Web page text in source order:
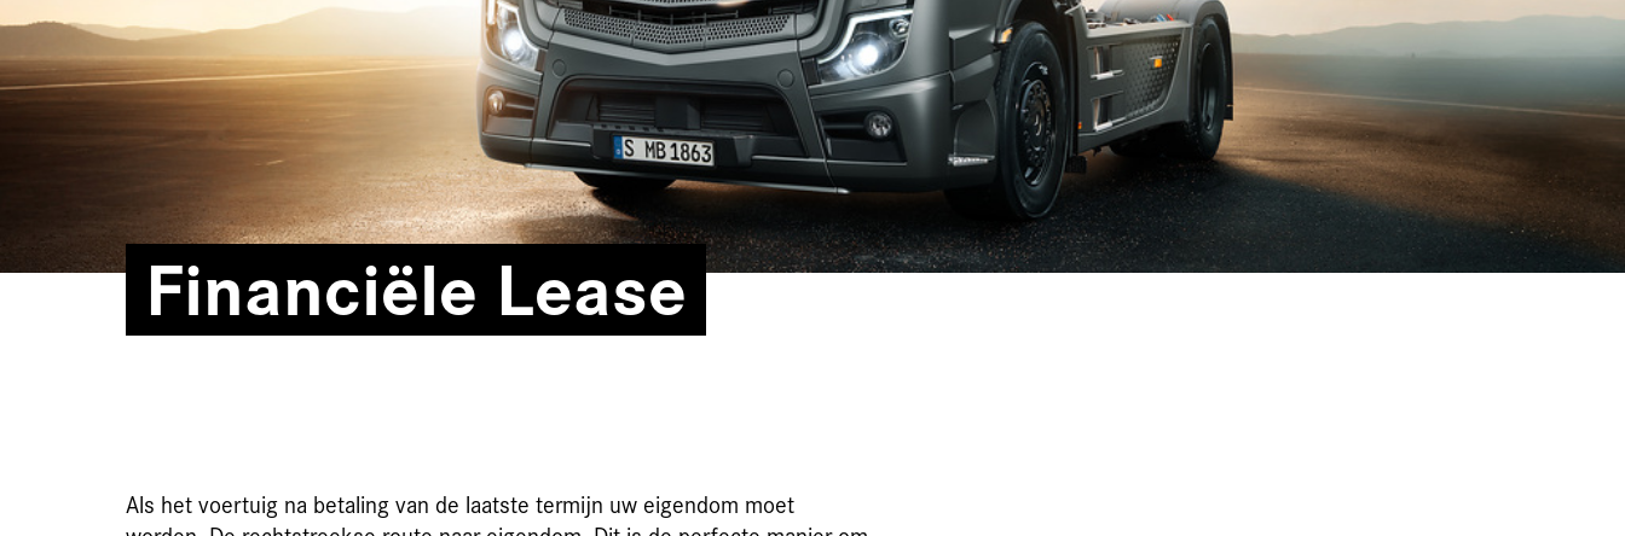
Financiële Lease
Als het voertuig na betaling van de laatste termijn uw eigendom moet